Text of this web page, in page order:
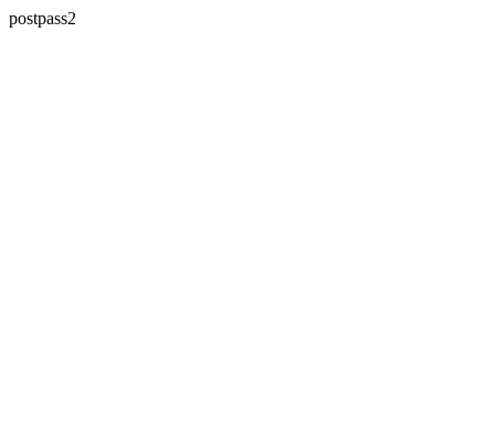
postpass2